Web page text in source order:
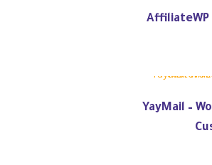
AffiliateWP
YayMail –